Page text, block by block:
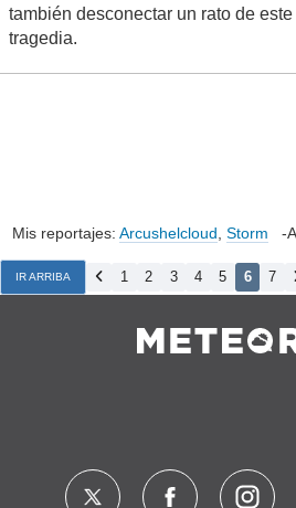
también desconectar un rato de
tragedia.
Mis reportajes: Arcushelcloud Storm -
IR ARRIBA 1 2 3 4 5 6 7